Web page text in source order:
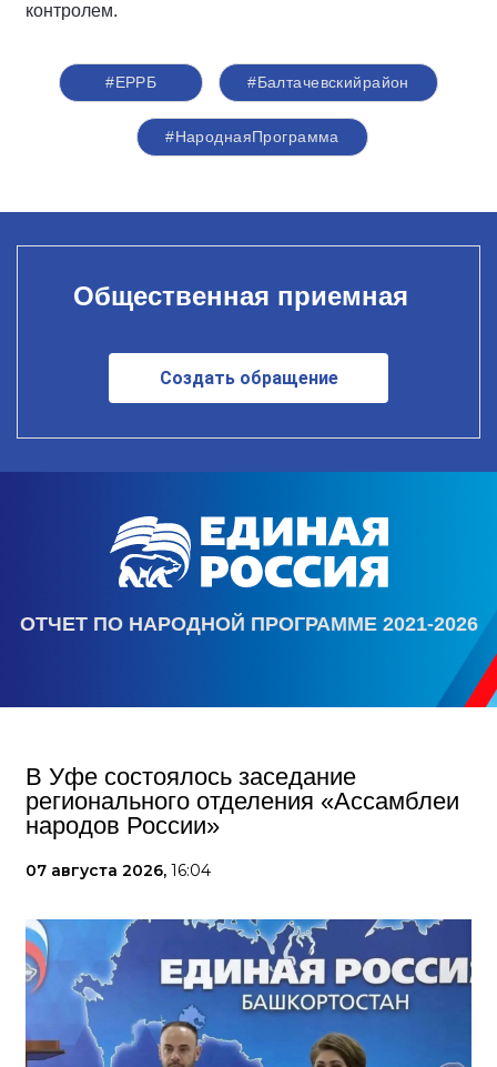
контролем.
#ЕРРБ #Балтачевскийрайон
#НароднаяПрограмма
Общественная приемная
Создать обращение
ОТЧЕТ ПО НАРОДНОЙ ПРОГРАММЕ 2021-2026
В Уфе состоялось заседание
регионального отделения «Ассамблеи
народов России»
07 августа 2026, 16:04